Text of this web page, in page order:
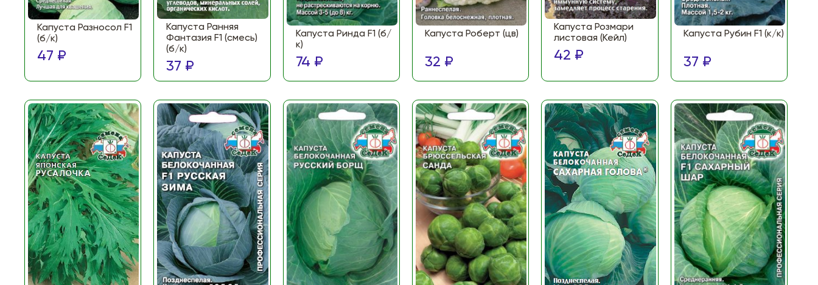
Капуста Разносол F1
(б/к)
47 ₽
Капуста Ранняя
Фантазия F1 (смесь)
(б/к)
37 ₽
Капуста Ринда F1 (б/
к)
74 ₽
Капуста Роберт (цв)
32 ₽
Капуста Розмари
листовая (Кейл)
42 ₽
Капуста Рубин F1 (к/к)
37 ₽